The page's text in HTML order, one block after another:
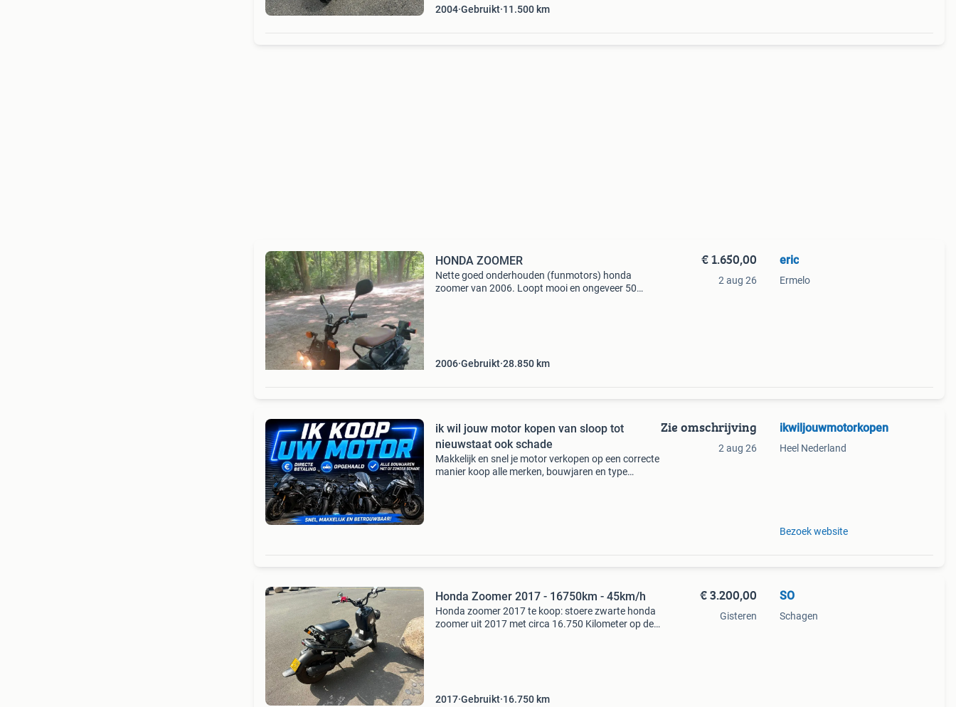
2004 Gebruikt 11.500 km
HONDA ZOOMER
Nette goed onderhouden (funmotors) honda
zoomer van 2006. Loopt mooi en ongeveer 50
2006 Gebruikt 28.850 km
€ 1.650,00
2 aug 26
eric
Ermelo
ik wil jouw motor kopen van sloop tot
nieuwstaat ook schade
Makkelijk en snel je motor verkopen op een correcte
manier koop alle merken, bouwjaren en type
Zie omschrijving
2 aug 26
ikwiljouwmotorkopen
Heel Nederland
Bezoek website
Honda Zoomer 2017 - 16750km - 45km/h
Honda zoomer 2017 te koop: stoere zwarte honda
zoomer uit 2017 met circa 16.750 Kilometer op de
2017 Gebruikt 16.750 km
€ 3.200,00
Gisteren
SO
Schagen